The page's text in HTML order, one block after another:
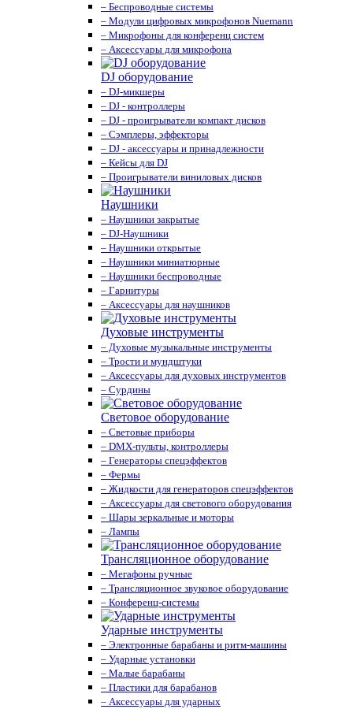
– Беспроводные системы
– Модули цифровых микрофонов Nuemann
– Микрофоны для конференц систем
– Аксессуары для микрофона
DJ оборудование
– DJ-микшеры
– DJ - контроллеры
– DJ - проигрыватели компакт дисков
– Сэмплеры, эффекторы
– DJ - аксессуары и принадлежности
– Кейсы для DJ
– Проигрыватели виниловых дисков
Наушники
– Наушники закрытые
– DJ-Наушники
– Наушники открытые
– Наушники миниатюрные
– Наушники беспроводные
– Гарнитуры
– Аксессуары для наушников
Духовые инструменты
– Духовые музыкальные инструменты
– Трости и мундштуки
– Аксессуары для духовых инструментов
– Сурдины
Световое оборудование
– Световые приборы
– DMX-пульты, контроллеры
– Генераторы спецэффектов
– Фермы
– Жидкости для генераторов спецэффектов
– Аксессуары для светового оборудования
– Шары зеркальные и моторы
– Лампы
Трансляционное оборудование
– Мегафоны ручные
– Трансляционное звуковое оборудование
– Конференц-системы
Ударные инструменты
– Электронные барабаны и ритм-машины
– Ударные установки
– Малые барабаны
– Пластики для барабанов
– Аксессуары для ударных